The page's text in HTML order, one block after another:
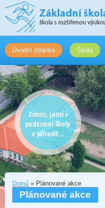
Úvodní stránka Škola
Zimní, jarní i
podzimní školy
v přírodě...
Domů » Plánované akce
Plánované akce